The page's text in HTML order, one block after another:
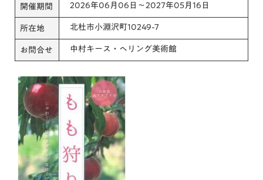
開催期間 2026年06月06日～2027年05月16日
所在地 北杜市小淵沢町10249-7
お問合せ 中村キース・へリング美術館